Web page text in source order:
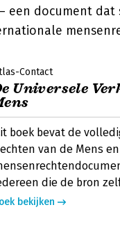
een document
Contact
Universele
boek bevat de
van de Mens
die de bron
bekijken